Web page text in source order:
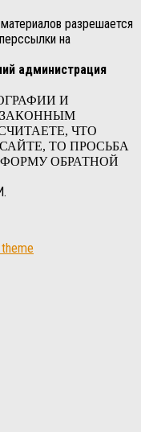
разрешается
на
администрация
И
ЧТО
ТО ПРОСЬБА
ОБРАТНОЙ